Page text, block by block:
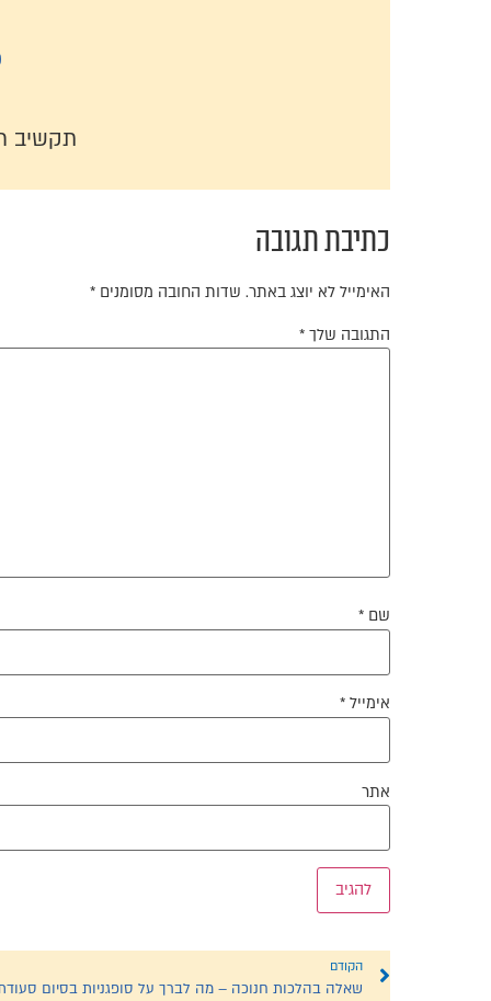
תקשיב
כתיבת תגובה
האימייל לא יוצג באתר. שדות החובה מסומנים *
התגובה שלך *
שם *
אימייל *
אתר
הקודם
שאלה בהלכות חנוכה – מה לברך על סופגניות בסיום